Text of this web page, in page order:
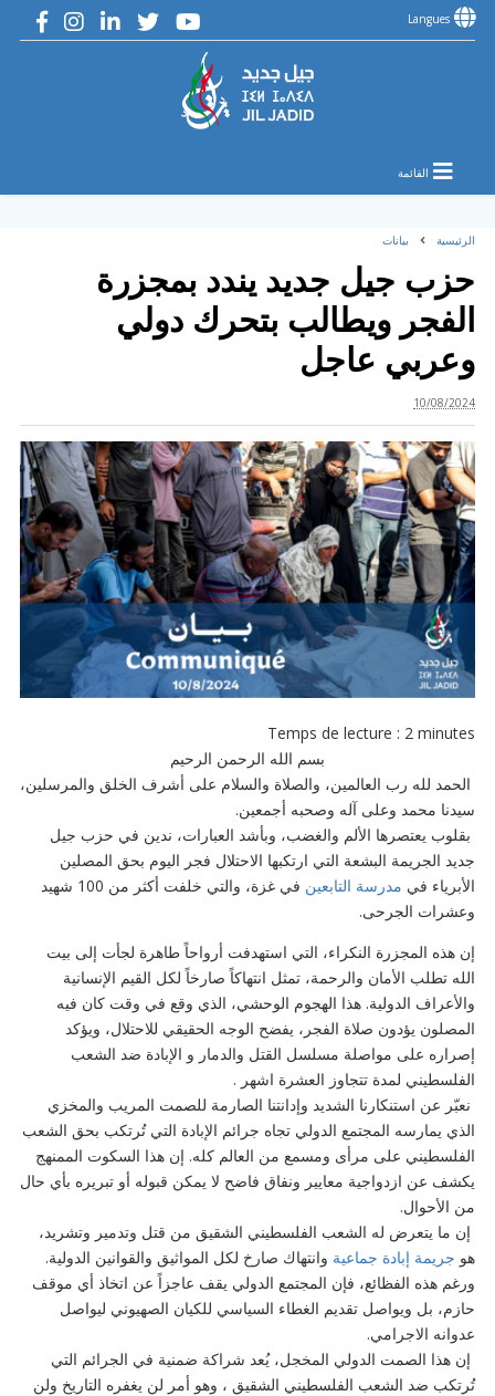
Langues
القائمة
الرئيسية بيانات
حزب جيل جديد يندد بمجزرة
الفجر ويطالب بتحرك دولي
وعربي عاجل
10/08/2024
Temps de lecture : 2 minutes
بسم الله الرحمن الرحيم
الحمد لله رب العالمين، والصلاة والسلام على أشرف الخلق والمرسلين،
سيدنا محمد وعلى آله وصحبه أجمعين.
بقلوب يعتصرها الألم والغضب، وبأشد العبارات، ندين في حزب جيل
جديد الجريمة البشعة التي ارتكبها الاحتلال فجر اليوم بحق المصلين
الأبرياء في مدرسة التابعين
في غزة، والتي خلفت أكثر من 100 شهيد
وعشرات الجرحى.
إن هذه المجزرة النكراء، التي استهدفت أرواحاً طاهرة لجأت إلى بيت
الله تطلب الأمان والرحمة، تمثل انتهاكاً صارخاً لكل القيم الإنسانية
والأعراف الدولية. هذا الهجوم الوحشي، الذي وقع في وقت كان فيه
المصلون يؤدون صلاة الفجر، يفضح الوجه الحقيقي للاحتلال، ويؤكد
إصراره على مواصلة مسلسل القتل والدمار و الإبادة ضد الشعب
الفلسطيني لمدة تتجاوز العشرة اشهر .
نعبّر عن استنكارنا الشديد وإدانتنا الصارمة للصمت المريب والمخزي
الذي يمارسه المجتمع الدولي تجاه جرائم الإبادة التي تُرتكب بحق الشعب
الفلسطيني على مرأى ومسمع من العالم كله. إن هذا السكوت الممنهج
يكشف عن ازدواجية معايير ونفاق فاضح لا يمكن قبوله أو تبريره بأي حال
من الأحوال.
إن ما يتعرض له الشعب الفلسطيني الشقيق من قتل وتدمير وتشريد،
هو جريمة إبادة جماعية وانتهاك صارخ لكل المواثيق والقوانين الدولية.
ورغم هذه الفظائع، فإن المجتمع الدولي يقف عاجزاً عن اتخاذ أي موقف
حازم، بل ويواصل تقديم الغطاء السياسي للكيان الصهيوني ليواصل
عدوانه الاجرامي.
إن هذا الصمت الدولي المخجل، يُعد شراكة ضمنية في الجرائم التي
تُرتكب ضد الشعب الفلسطيني الشقيق ، وهو أمر لن يغفره التاريخ ولن